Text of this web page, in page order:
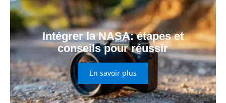
Intégrer la NASA: étapes et
conseils pour réussir
En savoir plus